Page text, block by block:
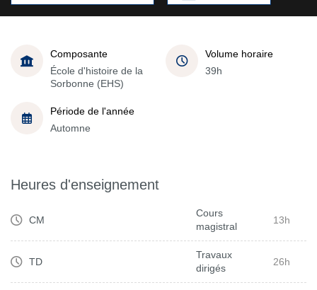
Composante
École d'histoire de la
Sorbonne (EHS)
Volume horaire
39h
Période de l'année
Automne
Heures d'enseignement
CM
Cours
magistral
13h
TD
Travaux
dirigés
26h